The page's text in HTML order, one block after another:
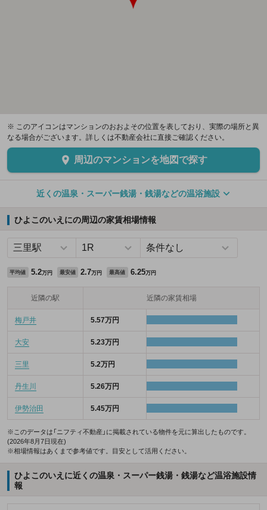
※ このアイコンはマンションのおおよその位置を表しており、実際の場所と異
なる場合がございます。詳しくは不動産会社に直接ご確認ください。
周辺のマンションを地図で探す
近くの温泉・スーパー銭湯・銭湯などの温浴施設
ひよこのいえにの周辺の家賃相場情報
平均値 5.2万円 最安値 2.7万円 最高値 6.25万円
近隣の駅 近隣の家賃相場
梅戸井 5.57万円
大安 5.23万円
三里 5.2万円
丹生川 5.26万円
伊勢治田 5.45万円
※このデータは「ニフティ不動産」に掲載されている物件を元に算出したものです。
(2026年8月7日現在)
※相場情報はあくまで参考値です。目安として活用ください。
ひよこのいえに近くの温泉・スーパー銭湯・銭湯など温浴施設情
報